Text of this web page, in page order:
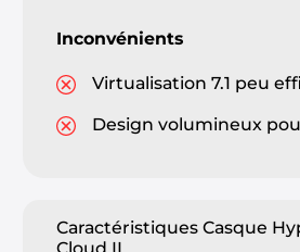
Inconvénients
Virtualisation 7.1 peu
Design volumineux
Caractéristiques Casque